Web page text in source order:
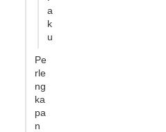
a
k
u
Pe
rle
ng
ka
pa
n